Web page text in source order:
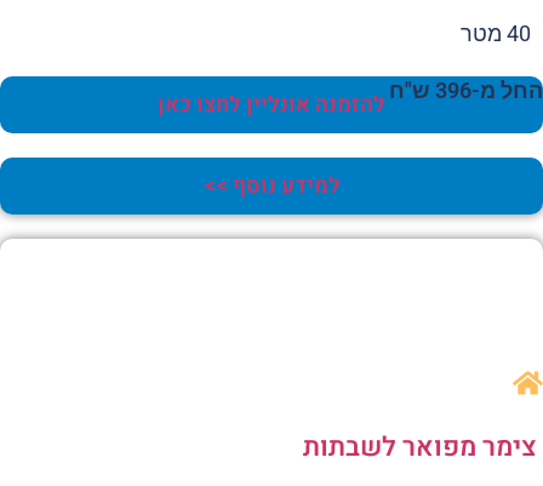
40 מטר
מ-396 ש"ח להזמנה אונליין לחצו כאן
למידע נוסף >>
מפואר לשבתות